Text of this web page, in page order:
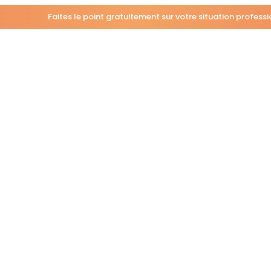
Faites le point gratuitement sur votre situation